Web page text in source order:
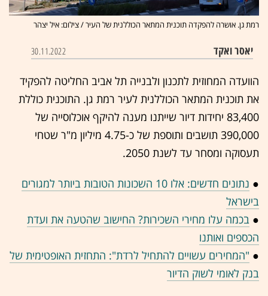
רמת גן. אושרה להפקדה תוכנית המתאר הכוללנית של העיר / צילום: איל יצהר
יאסר ואקד 30.11.2022
הוועדה המחוזית לתכנון ולבנייה תל אביב החליטה להפקיד
את תוכנית המתאר הכוללנית לעיר רמת גן. התוכנית כוללת
83,400 יחידות דיור שייתנו מענה להיקף אוכלוסייה של
390,000 תושבים ותוספת של כ-4.75 מיליון מ"ר שטחי
תעסוקה ומסחר עד לשנת 2050.
●
נתונים חדשים: אלו 10 השכונות הטובות ביותר למגורים
בישראל
● בכמה עלו מחירי השכירות? החישוב שהטעה את ועדת
הכספים ואותנו
● "המחירים עשויים להתחיל לרדת": התחזית האופטימית של
בנק לאומי לשוק הדיור